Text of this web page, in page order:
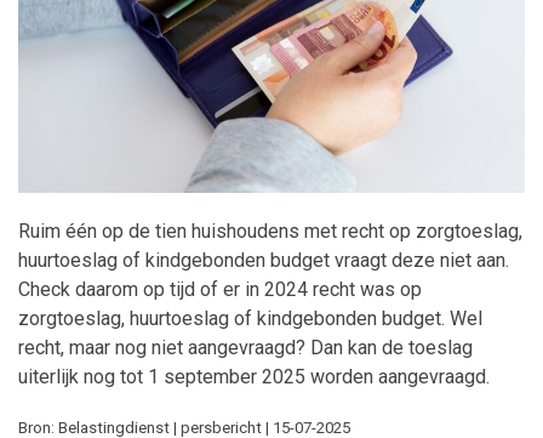
Ruim één op de tien huishoudens met recht op zorgtoeslag,
huurtoeslag of kindgebonden budget vraagt deze niet aan.
Check daarom op tijd of er in 2024 recht was op
zorgtoeslag, huurtoeslag of kindgebonden budget. Wel
recht, maar nog niet aangevraagd? Dan kan de toeslag
uiterlijk nog tot 1 september 2025 worden aangevraagd.
Bron: Belastingdienst | persbericht | 15-07-2025